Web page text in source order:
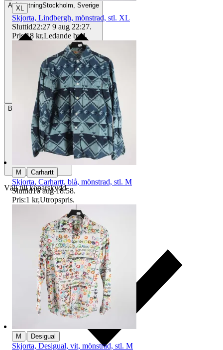
AvhämtningStockholm, Sverige
Betalning Via Tradera
Välj till köparskydd
XL
Skjorta, Lindbergh, mönstrad, stl. XL
Sluttid22:27 9 aug 22:27.
Pris:18 kr,Ledande bud.
M | Carhartt
Skjorta, Carhartt, blå, mönstrad, stl. M
Sluttid16 aug 18:58.
Pris:1 kr,Utropspris.
M | Desigual
Skjorta, Desigual, vit, mönstrad, stl. M